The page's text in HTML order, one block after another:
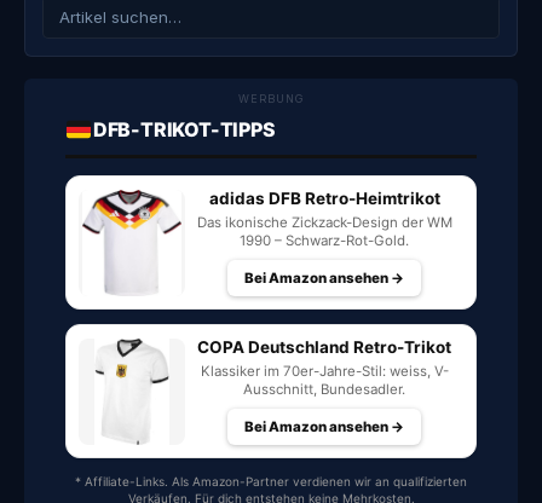
WERBUNG
DFB-TRIKOT-TIPPS
adidas DFB Retro-Heimtrikot
Das ikonische Zickzack-Design der WM
1990 – Schwarz-Rot-Gold.
Bei Amazon ansehen →
COPA Deutschland Retro-Trikot
Klassiker im 70er-Jahre-Stil: weiss, V-
Ausschnitt, Bundesadler.
Bei Amazon ansehen →
* Affiliate-Links. Als Amazon-Partner verdienen wir an qualifizierten
Verkäufen. Für dich entstehen keine Mehrkosten.